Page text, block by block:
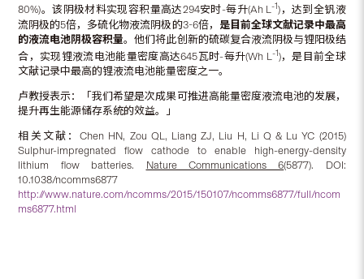
80%)。该阴极材料实现容积量高达294安时-每升(Ah L-1)，达到全钒液
流阴极的5倍，多硫化物液流阴极的3-6倍， 是目前全球文献记录中最高
的液流电池阴极容积量。他们将此创新的硫碳复合液流阴极与锂阳极结
合，实现锂液流电池能量密度高达645瓦时-每升(Wh L-1)，是目前全球
文献记录中最高的锂液流电池能量密度之一。
卢教授表示：「我们希望是次成果可推进高能量密度液流电池的发展，
提升再生能源储存系统的效益。」
相关文献：Chen HN, Zou QL, Liang ZJ, Liu H, Li Q & Lu YC (2015)
Sulphur-impregnated flow cathode to enable high-energy-density
lithium flow batteries. Nature Communications 6(5877). DOI:
10.1038/ncomms6877
http://www.nature.com/ncomms/2015/150107/ncomms6877/full/ncom
ms6877.html